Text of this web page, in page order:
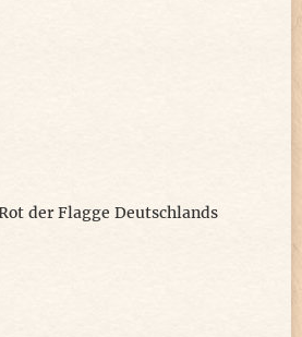
der Flagge Deutschlands